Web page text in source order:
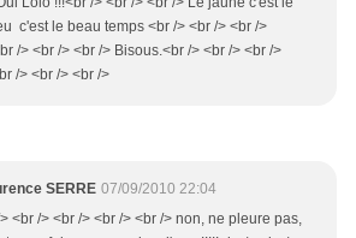
c'est le beau temps <br /> <br /> <br />
/> <br /> <br /> Bisous.<br /> <br /> <br />
/> <br /> <br />
SERRE 07/09/2010 22:04
<br /> <br /> <br /> <br /> non, ne pleure pas,